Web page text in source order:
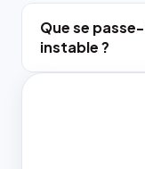
Que se
instable ?